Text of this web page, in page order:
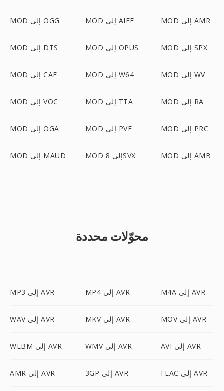
MOD إلى OGG MOD إلى AIFF MOD إلى AMR
MOD إلى DTS MOD إلى OPUS MOD إلى SPX
MOD إلى CAF MOD إلى W64 MOD إلى WV
MOD إلى VOC MOD إلى TTA MOD إلى RA
MOD إلى OGA MOD إلى PVF MOD إلى PRC
MOD إلى MAUD MOD إلى 8SVX MOD إلى AMB
محوّلات محددة
MP3 إلى AVR MP4 إلى AVR M4A إلى AVR
WAV إلى AVR MKV إلى AVR MOV إلى AVR
WEBM إلى AVR WMV إلى AVR AVI إلى AVR
AMR إلى AVR 3GP إلى AVR FLAC إلى AVR